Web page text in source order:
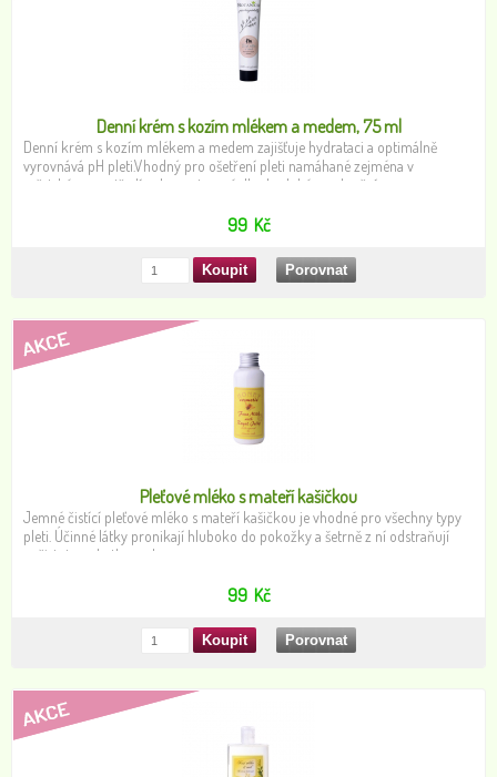
Denní krém s kozím mlékem a medem, 75 ml
Denní krém s kozím mlékem a medem zajišťuje hydrataci a optimálně
vyrovnává pH pleti.Vhodný pro ošetření pleti namáhané zejména v
městském prostředí nebo vystavené dlouhodobému slunění.
99 Kč
Pleťové mléko s mateří kašičkou
Jemné čistící pleťové mléko s mateří kašičkou je vhodné pro všechny typy
pleti. Účinné látky pronikají hluboko do pokožky a šetrně z ní odstraňují
nečistoty a zbytky make-upu.
99 Kč